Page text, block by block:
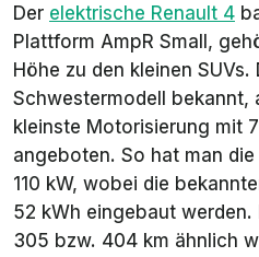
Der elektrische Renault 4
Plattform AmpR Small ,
Höhe zu den kleinen
Schwestermodell bekannt,
kleinste Motorisierung mit
angeboten. So hat man
110 kW, wobei die
52 kWh eingebaut
305 bzw. 404 km ähnlich